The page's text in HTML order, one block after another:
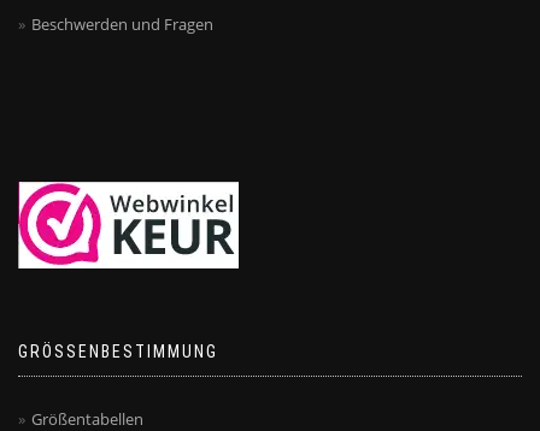
Beschwerden und Fragen
GRÖSSENBESTIMMUNG
Größentabellen